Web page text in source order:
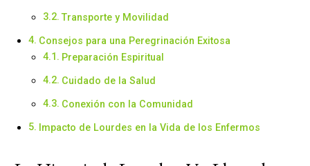
Transporte y Movilidad
Consejos para una Peregrinación Exitosa
Preparación Espiritual
Cuidado de la Salud
Conexión con la Comunidad
Impacto de Lourdes en la Vida de los Enfermos